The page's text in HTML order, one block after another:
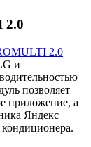
2.0
2.0
и
позволяет
приложение, а
Яндекс